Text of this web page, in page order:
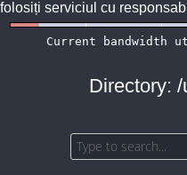
folosiți serviciul cu
Directory: